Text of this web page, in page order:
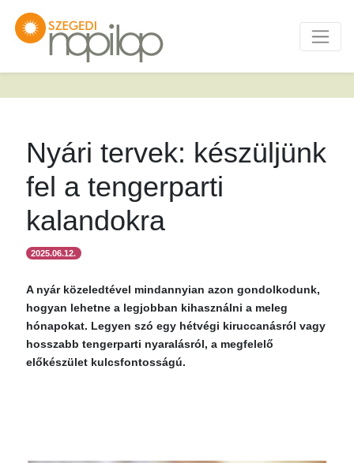
Nyári tervek: készüljünk
fel a tengerparti
kalandokra
2025.06.12.
A nyár közeledtével mindannyian azon gondolkodunk,
hogyan lehetne a legjobban kihasználni a meleg
hónapokat. Legyen szó egy hétvégi kiruccanásról vagy
hosszabb tengerparti nyaralásról, a megfelelő
előkészület kulcsfontosságú.